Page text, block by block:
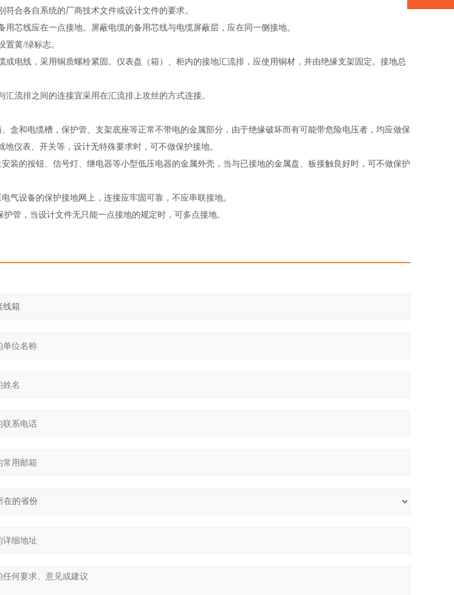
符合各自系统的厂商技术文件或设计文件的要求。
用芯线应在一点接地。屏蔽电缆的备用芯线与电缆屏蔽层，应在同一侧接地。
置黄/绿标志。
或电线，采用铜质螺栓紧固。仪表盘（箱）、柜内的接地汇流排，应使用铜材，并由绝缘支架固定。接地总
汇流排之间的连接宜采用在汇流排上攻丝的方式连接。
盒和电缆槽，保护管、支架底座等正常不带电的金属部分，由于绝缘破坏而有可能带危险电压者，均应做保
仪表、开关等，设计无特殊要求时，可不做保护接地。
装的按钮、信号灯、继电器等小型低压电器的金属外壳，当与已接地的金属盘、板接触良好时，可不做保护
气设备的保护接地网上，连接应牢固可靠，不应串联接地。
管，当设计文件无只能一点接地的规定时，可多点接地。